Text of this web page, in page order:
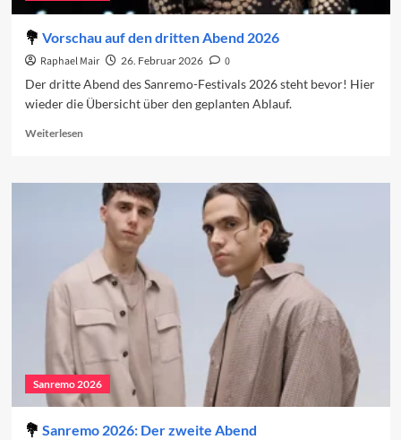
Vorschau auf den dritten Abend 2026
Raphael Mair 26. Februar 2026
0
Der dritte Abend des Sanremo-Festivals 2026 steht bevor! Hier
wieder die Übersicht über den geplanten Ablauf.
WeiterlesenRead
Vorschau
dritten
Abend
2026
Sanremo 2026
Sanremo 2026: Der zweite Abend